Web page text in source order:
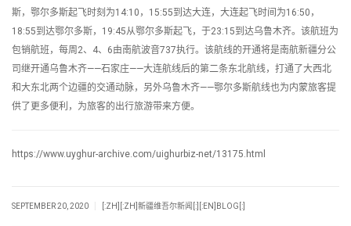
斯，鄂尔多斯起飞时刻为14:10，15:55到达大连，大连起飞时间为16:50，
18:55到达鄂尔多斯，19:45从鄂尔多斯起飞，于23:15到达乌鲁木齐。该航班为
包销航班，每周2、4、6由南航波音737执行。该航线的开通将是南航新疆分公
司继开通乌鲁木齐——石家庄——大连航线后的第二条东北航线，打通了大西北
和大东北两个边疆的交通动脉，另外乌鲁木齐——鄂尔多斯航线也为内蒙旅客提
供了更多便利，为旅客的出行旅游带来方便。
https://www.uyghur-archive.com/uighurbiz-net/13175.html
SEPTEMBER 20, 2020 [:ZH][:ZH]新疆维吾尔新闻[:][:EN]BLOG[:]